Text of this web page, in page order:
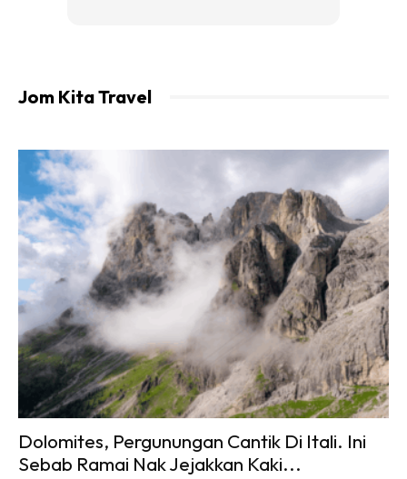
TSGC 2021 bakal menampilkan ahli perniagaan ternama
dan individu-individu berpengaruh untuk berkongsi
pendapat tentang masa depan industri pelancongan.
Antaranya ialah Che’ Puan Juliana Evans – Pelakon,
Selebriti, dan Duta Kempen Pusing Selangor Dulu” Tourism
Selangor, Jazeman Jaafar – Pemandu Lumba
Antarabangsa Malaysia, dan Chef Zam – Chef Selebriti
Malaysia.
Personaliti utama dari Perbadanan Ekonomi Digital
Malaysia (MDEC), Perbadanan Teknologi Maklumat &
Ekonomi Digital Selangor (SIDEC), dan ShopeePay akan
turut hadir pada hari Acara.
Jom Kita Travel
Dolomites, Pergunungan Cantik Di Itali. Ini
Sebab Ramai Nak Jejakkan Kaki...